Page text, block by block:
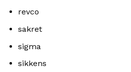
revco
sakret
sigma
sikkens